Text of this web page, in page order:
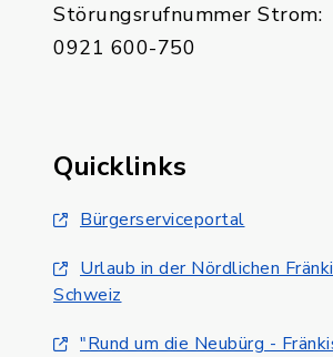
Störungsrufnummer Strom:
0921 600-750
Quicklinks
Bürgerserviceportal
Urlaub in der Nördlichen
Schweiz
"Rund um die Neubürg -